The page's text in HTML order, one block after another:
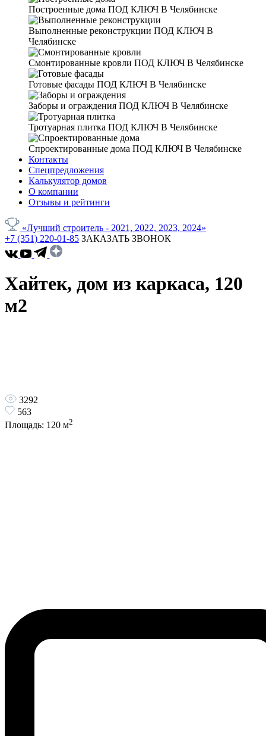
Построенные дома ПОД КЛЮЧ В Челябинске
Выполненные реконструкции ПОД КЛЮЧ В
Челябинске
Смонтированные кровли ПОД КЛЮЧ В Челябинске
Готовые фасады ПОД КЛЮЧ В Челябинске
Заборы и ограждения ПОД КЛЮЧ В Челябинске
Тротуарная плитка ПОД КЛЮЧ В Челябинске
Спроектированные дома ПОД КЛЮЧ В Челябинске
Контакты
Спецпредложения
Калькулятор домов
О компании
Отзывы и рейтинги
«Лучший строитель - 2021, 2022, 2023, 2024»
+7 (351) 220-01-85 ЗАКАЗАТЬ ЗВОНОК
Хайтек, дом из каркаса, 120
м2
3292
563
Площадь: 120 м2